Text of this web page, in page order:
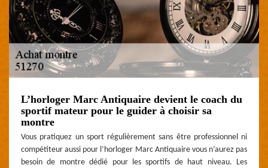
L’horloger Marc Antiquaire devient le coach du
sportif mateur pour le guider à choisir sa
montre
Vous pratiquez un sport régulièrement sans être professionnel ni
compétiteur aussi pour l’horloger Marc Antiquaire vous n’aurez pas
besoin de montre dédié pour les sportifs de haut niveau. Les